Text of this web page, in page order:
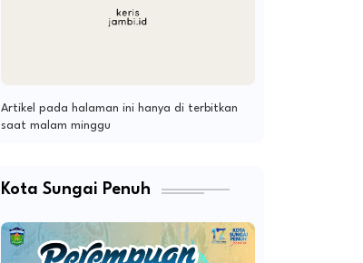
Artikel pada halaman ini hanya di terbitkan
saat malam minggu
Kota Sungai Penuh